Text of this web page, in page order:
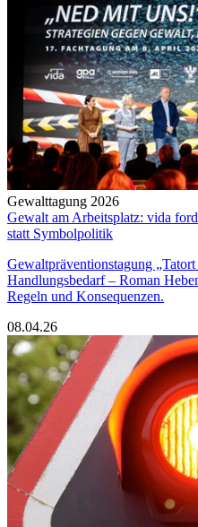
Gewalttagung 2026
Gewalt am Arbeitsplatz: vida
statt Symbolpolitik
Gewaltpräventionstagung
Handlungsbedarf – Roman
Regeln und Konsequenzen.
08.04.26